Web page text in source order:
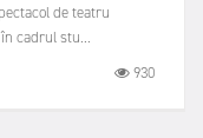
de teatru
cadrul stu...
930